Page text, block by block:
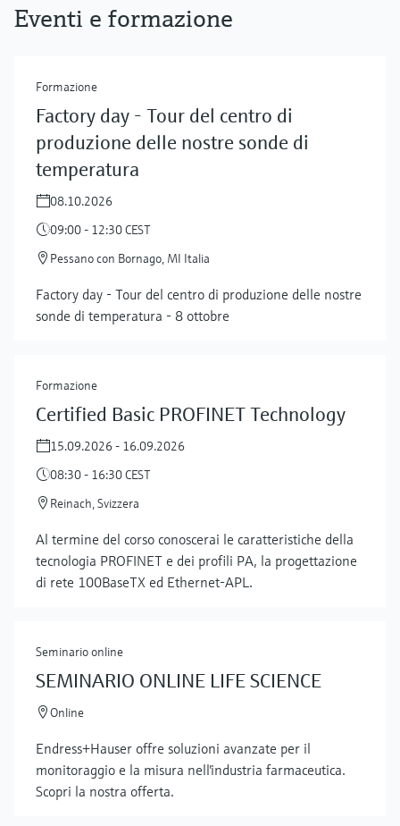
Eventi e formazione
Formazione
Factory day - Tour del centro di
produzione delle nostre sonde di
temperatura
08.10.2026
09:00 - 12:30 CEST
Pessano con Bornago, MI Italia
Factory day - Tour del centro di produzione delle nostre
sonde di temperatura - 8 ottobre
Formazione
Certified Basic PROFINET Technology
15.09.2026 - 16.09.2026
08:30 - 16:30 CEST
Reinach, Svizzera
Al termine del corso conoscerai le caratteristiche della
tecnologia PROFINET e dei profili PA, la progettazione
di rete 100BaseTX ed Ethernet-APL.
Seminario online
SEMINARIO ONLINE LIFE SCIENCE
Online
Endress+Hauser offre soluzioni avanzate per il
monitoraggio e la misura nell'industria farmaceutica.
Scopri la nostra offerta.